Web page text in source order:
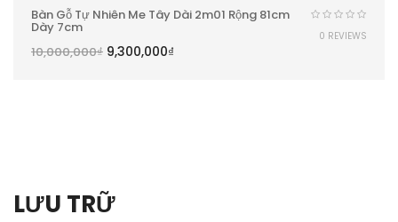
LƯU TRỮ
Bàn Gỗ Tự Nhiên Me Tây Dài 2m01 Rộng 81cm
Dày 7cm
10,000,000₫ 9,300,000₫
0 REVIEWS